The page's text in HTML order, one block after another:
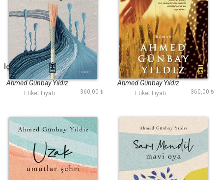
İçimde Susmayan Bir
Çocuk Ağlar
Ahmed Günbay Yıldız
Etiket Fiyatı : 360,00 ₺
Masal Kız
Ahmed Günbay Yıldız
Etiket Fiyatı : 360,00 ₺